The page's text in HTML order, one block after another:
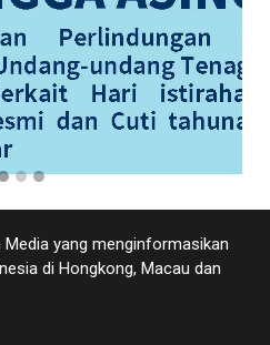
Media yang menginformasikan
di Hongkong, Macau dan